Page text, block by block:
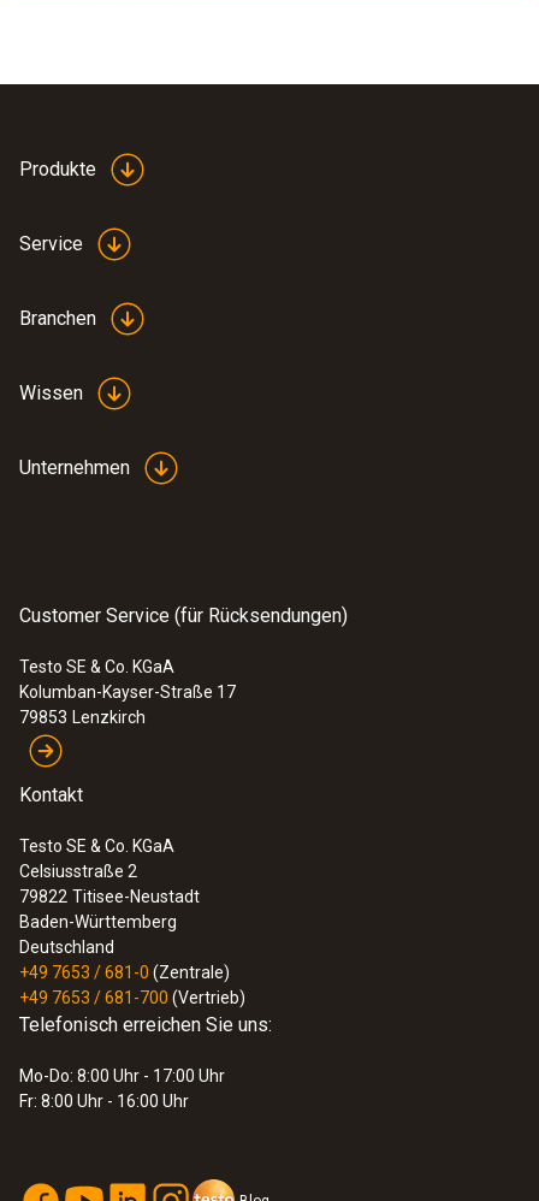
Produkte
Service
Branchen
Wissen
Unternehmen
Customer Service (für Rücksendungen)
Testo SE & Co. KGaA
Kolumban-Kayser-Straße 17
79853 Lenzkirch
Kontakt
Testo SE & Co. KGaA
Celsiusstraße 2
79822 Titisee-Neustadt
Baden-Württemberg
Deutschland
+49 7653 / 681-0 (Zentrale)
+49 7653 / 681-700 (Vertrieb)
Telefonisch erreichen Sie uns:
Mo-Do: 8:00 Uhr - 17:00 Uhr
Fr: 8:00 Uhr - 16:00 Uhr